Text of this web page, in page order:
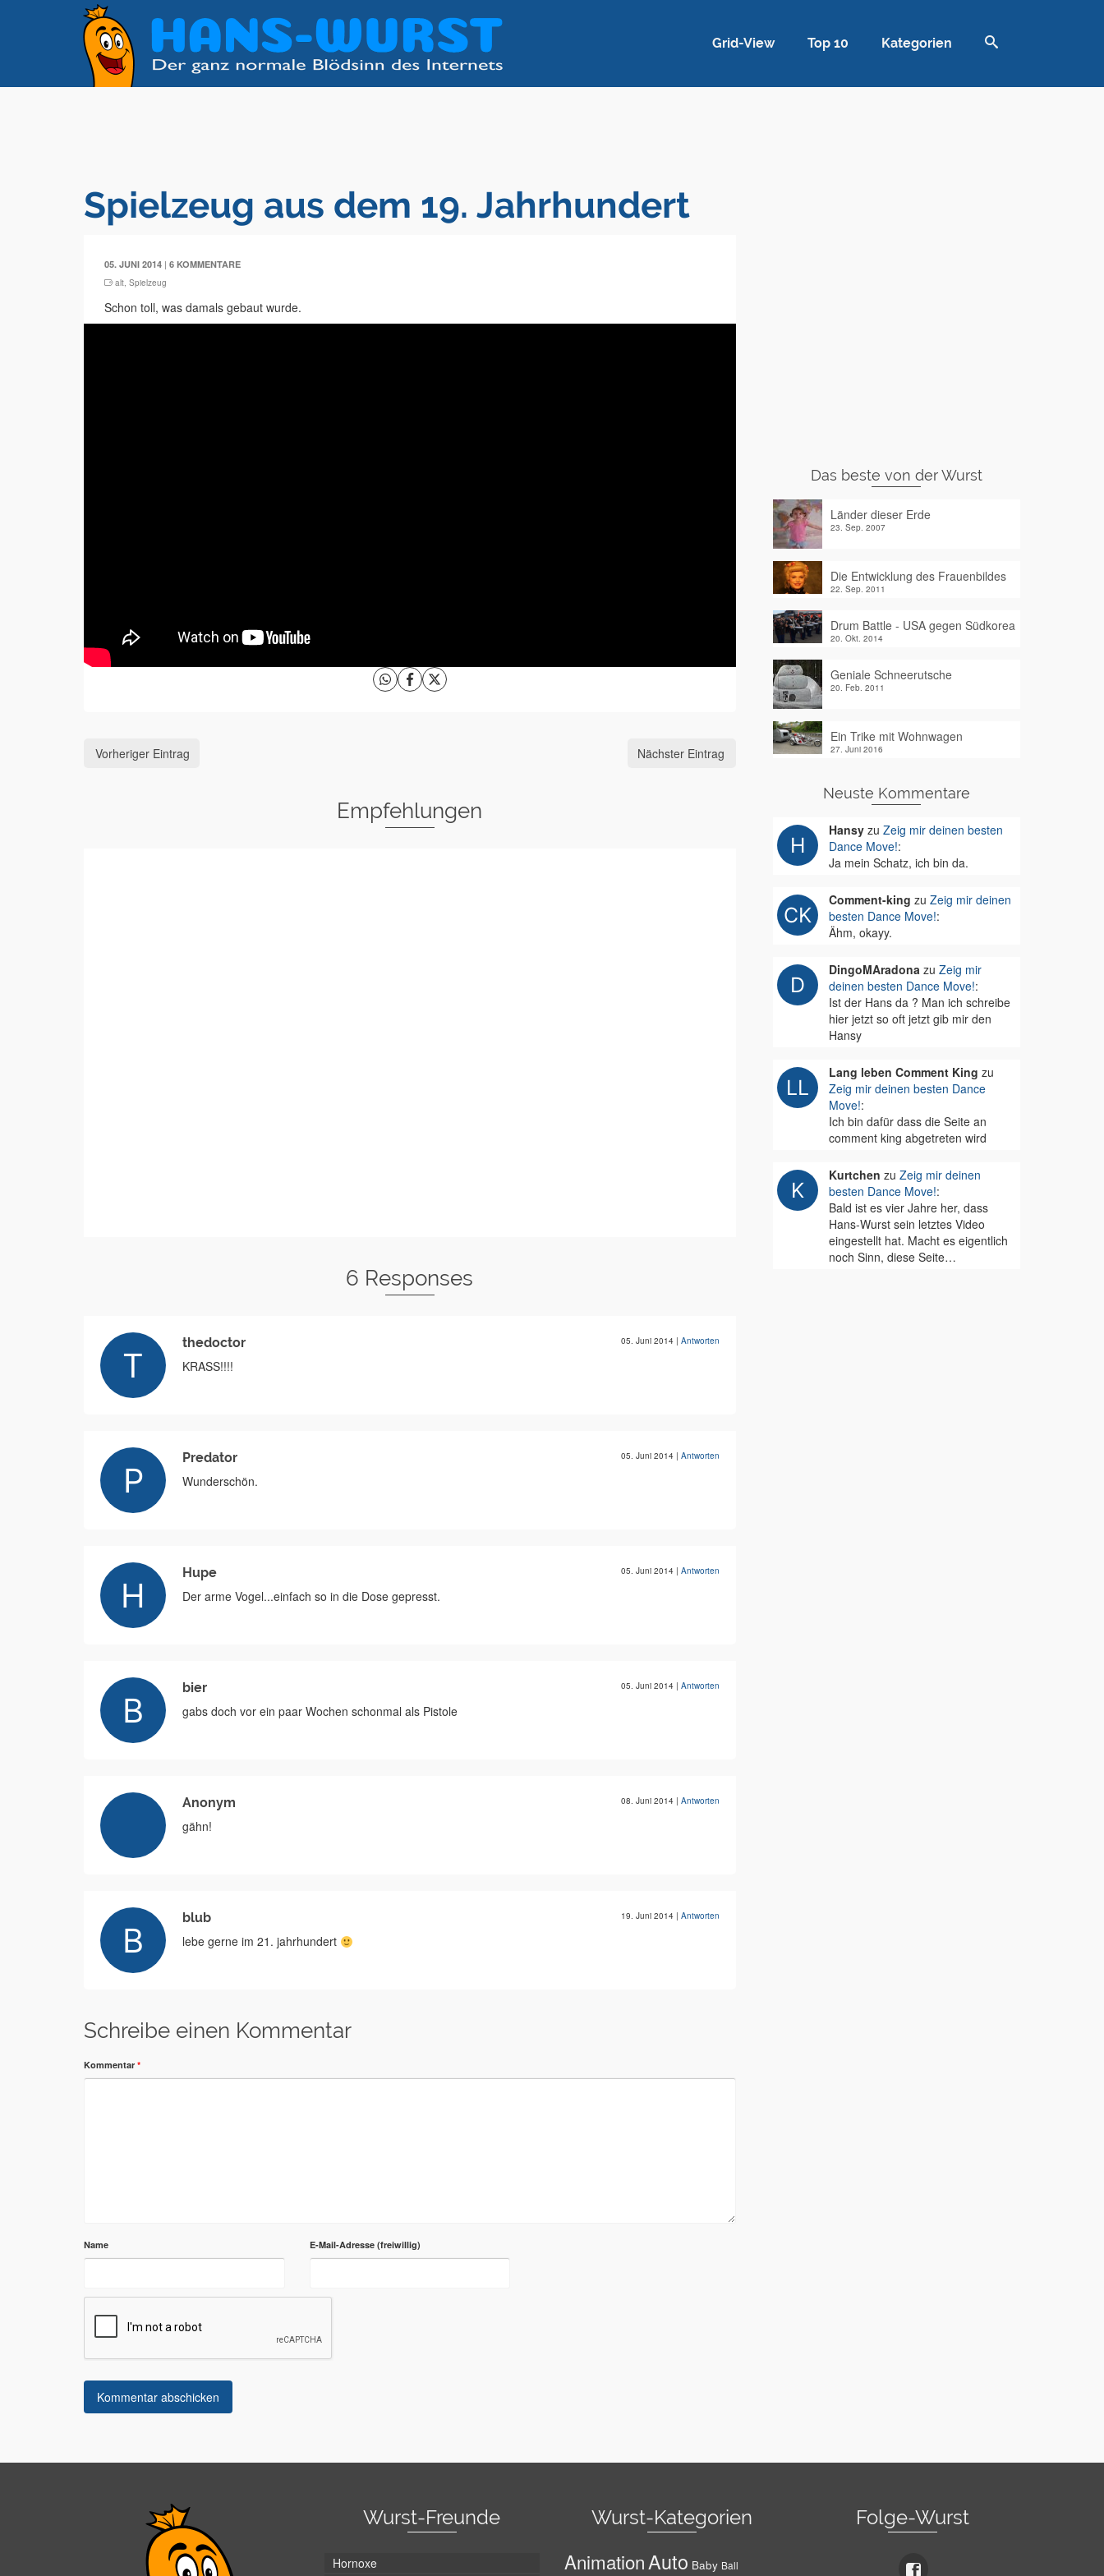
Grid-View Top 10 Kategorien
Spielzeug aus dem 19. Jahrhundert
05. JUNI 2014 | 6 KOMMENTARE
alt, Spielzeug
Schon toll, was damals gebaut wurde.
Vorheriger Eintrag Nächster Eintrag
Empfehlungen
6 Responses
thedoctor 05. Juni 2014 | Antworten
KRASS!!!!
Predator 05. Juni 2014 | Antworten
Wunderschön.
Hupe 05. Juni 2014 | Antworten
Der arme Vogel...einfach so in die Dose gepresst.
bier 05. Juni 2014 | Antworten
gabs doch vor ein paar Wochen schonmal als Pistole
Anonym 08. Juni 2014 | Antworten
gähn!
blub 19. Juni 2014 | Antworten
lebe gerne im 21. jahrhundert
Schreibe einen Kommentar
Kommentar *
Name E-Mail-Adresse
Das beste von der Wurst
Länder dieser Erde
23. Sep. 2007
Die Entwicklung des Frauenbildes
22. Sep. 2011
Drum Battle - USA gegen Südkorea
20. Okt. 2014
Geniale Schneerutsche
20. Feb. 2011
Ein Trike mit Wohnwagen
27. Juni 2016
Neuste Kommentare
Hansyzu Zeig mir deinen besten
Dance Move!:
Ja mein Schatz, ich bin da.
Comment-king zu Zeig mir deinen
besten Dance Move!:
Ähm, okayy.
DingoMAradonazu Zeig mir
deinen besten Dance Move!:
Ist der Hans da ? Man ich schreibe
hier jetzt so oft jetzt gib mir den
Hansy
Lang leben Comment King zu
Zeig mir deinen besten Dance
Move!:
Ich bin dafür dass die Seite an
comment king abgetreten wird
Kurtchen zu Zeig mir deinen
besten Dance Move!:
Bald ist es vier Jahre her, dass
Hans-Wurst sein letztes Video
eingestellt hat. Macht es eigentlich
noch Sinn, diese Seite…
Wurst-Freunde
Hornoxe
Wurst-Kategorien
AnimationAuto Baby Ball
Folge-Wurst